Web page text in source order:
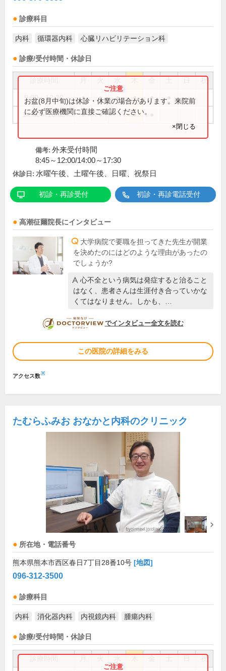
診療科目
内科 循環器内科 心臓リハビリテーション科
診療/受付時間・休診日
祝
9:00～12:30 ● ● ● ● ●
14:00～18:00 ● ● ●
お盆(8月中旬)は休診・休業の場合があります。来院前
に必ず医療機関に直接ご確認ください。
×閉じる
備考: 外来受付時間
8:45～12:00/14:00～17:30
休診日: 水曜午後、土曜午後、日曜、祝祭日
初診・再診受付 初診・再診電話受付
高潮征爾 院長にインタビュー
大学病院で要職を担ってきた先生が開業
を決めたのにはどのような理由があったの
でしょうか?
心不全という病気は発症すると治ること
はなく、患者さんは生涯付き合っていかな
くてはなりません。しかも、…
DOCTORVIEW
でインタビュー全文を読む
この医院の詳細をみる
アクセス数※
たむらふみお おなかと内科のクリニック
所在地・電話番号
熊本県熊本市西区春日7丁目28番10号 [地図]
096-312-3500
診療科目
内科 消化器内科 内視鏡内科 腫瘍内科
診療/受付時間・休診日
祝